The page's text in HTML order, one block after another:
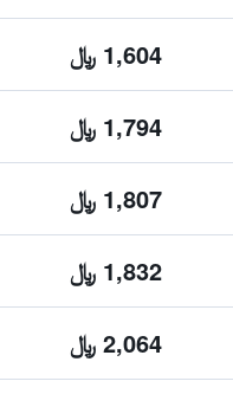
1,604 ﷼
1,794 ﷼
1,807 ﷼
1,832 ﷼
2,064 ﷼